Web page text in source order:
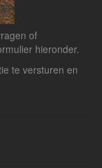
of
hieronder.
te versturen en